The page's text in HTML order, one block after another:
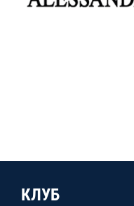
КЛУБ